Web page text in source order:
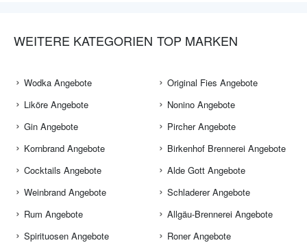
WEITERE KATEGORIEN
Wodka Angebote
Liköre Angebote
Gin Angebote
Kornbrand Angebote
Cocktails Angebote
Weinbrand Angebote
Rum Angebote
Spirituosen Angebote
TOP MARKEN
Original Fies Angebote
Nonino Angebote
Pircher Angebote
Birkenhof Brennerei Angebote
Alde Gott Angebote
Schladerer Angebote
Allgäu-Brennerei Angebote
Roner Angebote